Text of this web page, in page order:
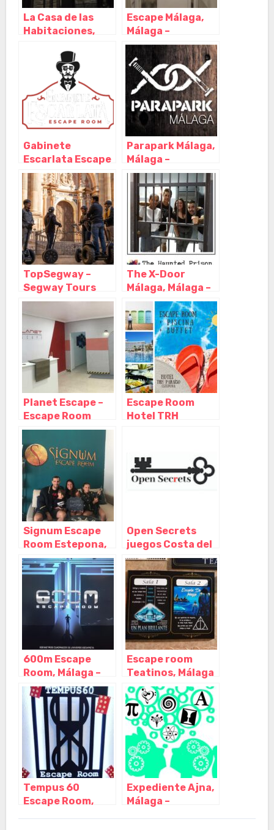
La Casa de las
Habitaciones,
Escape Málaga,
Málaga –
Andalucia
Gabinete
Escarlata Escape
Room Málaga,
Málaga –
Andalucía
Parapark Málaga,
Málaga –
Andalucia
TopSegway –
Segway Tours
Málaga, Málaga –
Andalucia
The X-Door
Málaga, Málaga –
Andalucía
Planet Escape –
Escape Room
Fuengirola,
Fuengirola –
Málaga
Escape Room
Hotel TRH
Signum Escape
Room Estepona,
Estepona –
Málaga
Open Secrets
juegos Costa del
Sol, Las Lagunas
de Mijas – Málaga
600m Escape
Room, Málaga –
Andalucia
Escape room
Teatinos, Málaga
– Andalucia
Tempus 60
Escape Room,
Expediente Ajna,
Málaga –